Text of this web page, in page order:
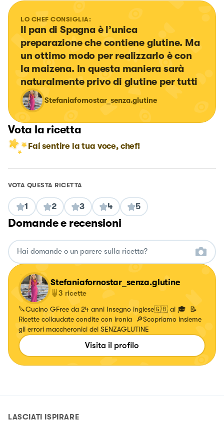
LO CHEF CONSIGLIA:
Il pan di Spagna è l’unica
preparazione che contiene glutine. Ma
un ottimo modo per realizzarlo è con
la maizena. In questa maniera sarà
naturalmente privo di glutine per tutti
Stefaniafornostar_senza.glutine
Vota la ricetta
Fai sentire la tua voce, chef!
VOTA QUESTA RICETTA
1 2 3 4 5
Domande e recensioni
Stefaniafornostar_senza.glutine
3 ricette
🔪Cucino GFree da 24 anni Insegno inglese🇬🇧 ai 🎓 📝
Ricette collaudate condite con ironia 🔎Scopriamo insieme
gli errori maccheronici del SENZAGLUTINE
Visita il profilo
LASCIATI ISPIRARE